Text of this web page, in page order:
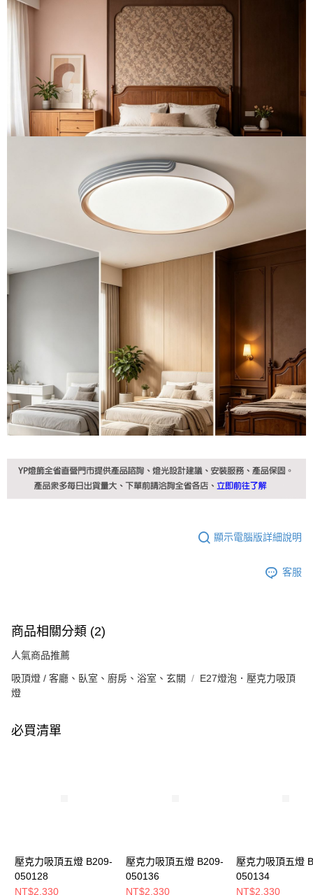
顯示電腦版詳細說明
客服
商品相關分類 (2)
人氣商品推薦
吸頂燈 / 客廳、臥室、廚房、浴室、玄關
E27燈泡．壓克力吸頂
燈
必買清單
壓克力吸頂五燈 B209-
050128
NT$2,330
壓克力吸頂五燈 B209-
050136
NT$2,330
壓克力吸頂五燈
050134
NT$2,330